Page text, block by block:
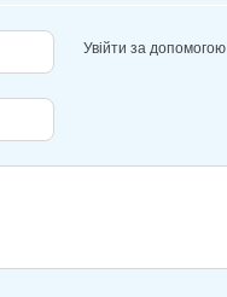
Увійти за допомогою